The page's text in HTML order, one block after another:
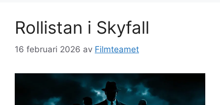
Rollistan i Skyfall
16 februari 2026 av Filmteamet